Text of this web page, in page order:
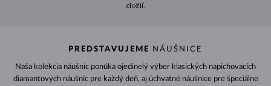
zložiť.
PREDSTAVUJEME NÁUŠNICE
Naša kolekcia náušníc ponúka ojedinelý výber klasických napichovacích
diamantových náušníc pre každý deň, aj úchvatné náušnice pre špeciálne